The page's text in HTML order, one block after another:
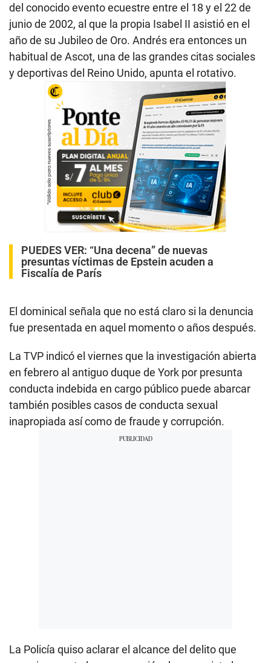
del conocido evento ecuestre entre el 18 y el 22 de
junio de 2002, al que la propia Isabel II asistió en el
año de su Jubileo de Oro. Andrés era entonces un
habitual de Ascot, una de las grandes citas sociales
y deportivas del Reino Unido, apunta el rotativo.
PUEDES VER: “Una decena” de nuevas
presuntas víctimas de Epstein acuden a
Fiscalía de París
El dominical señala que no está claro si la denuncia
fue presentada en aquel momento o años después.
La TVP indicó el viernes que la investigación abierta
en febrero al antiguo duque de York por presunta
conducta indebida en cargo público puede abarcar
también posibles casos de conducta sexual
inapropiada así como de fraude y corrupción.
La Policía quiso aclarar el alcance del delito que